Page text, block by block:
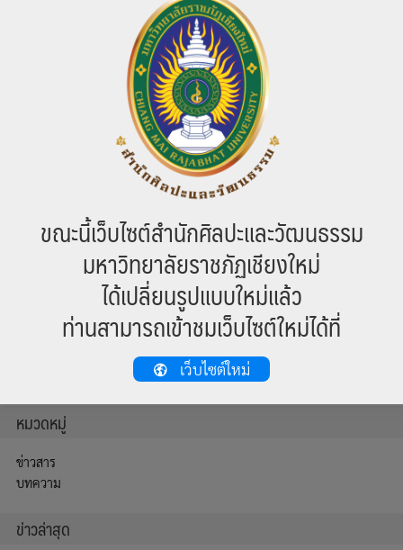
658 total views, 1 views today
หมวดหมู่
ข่าวสาร
บทความ
ข่าวล่าสุด
ขณะนี้เว็บไซต์สำนักศิลปะและวัฒนธรรม
มหาวิทยาลัยราชภัฏเชียงใหม่
ได้เปลี่ยนรูปแบบใหม่แล้ว
ท่านสามารถเข้าชมเว็บไซต์ใหม่ได้ที่
เว็บไซต์ใหม่